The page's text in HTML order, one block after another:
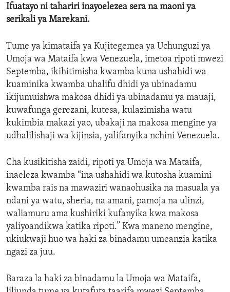
SearchASIA
EUROPE
MIDDLE EAST
SECURITY AND DEFENSE
AID AND DEVELOPMENT
DEMOCRACY AND GOVERNANCE
ECONOMY AND TRADE
ENVIRONMENT AND HEALTH
IDEALS AND INSTITUTIONS
ABOUT US
Ifuatayo ni tahariri inayoelezea sera na maoni ya
serikali ya Marekani.
Tume ya kimataifa ya Kujitegemea ya Uchunguzi ya
Umoja wa Mataifa kwa Venezuela, imetoa ripoti mwezi
Septemba, ikihitimisha kwamba kuna ushahidi wa
kuaminika kwamba uhalifu dhidi ya ubinadamu
ikijumuishwa makosa dhidi ya ubinadamu ya mauaji,
kuwafunga gerezani, kutesa, kulazimisha watu
kukimbia makazi yao, ubakaji na makosa mengine ya
udhalilishaji wa kijinsia, yalifanyika nchini Venezuela.
Cha kusikitisha zaidi, ripoti ya Umoja wa Mataifa,
inaeleza kwamba “ina ushahidi wa kutosha kuamini
kwamba rais na mawaziri wanaohusika na masuala ya
ndani ya watu, sheria, na amani, pamoja na ulinzi,
waliamuru ama kushiriki kufanyika kwa makosa
yaliyoandikwa katika ripoti.” Kwa maneno mengine,
ukiukwaji huo wa haki za binadamu umeanzia katika
ngazi za juu.
Baraza la haki za binadamu la Umoja wa Mataifa,